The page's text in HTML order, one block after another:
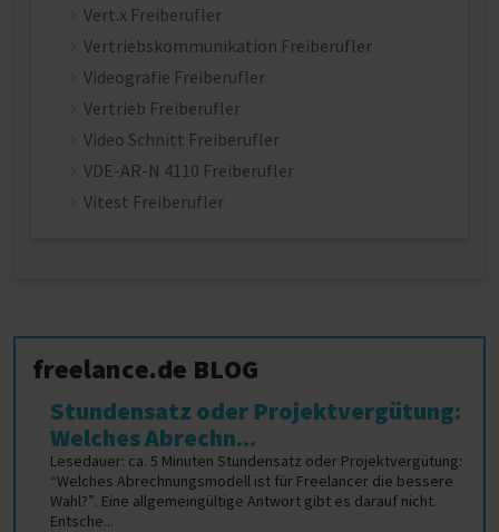
Vert.x Freiberufler
Vertriebskommunikation Freiberufler
Videografie Freiberufler
Vertrieb Freiberufler
Video Schnitt Freiberufler
VDE-AR-N 4110 Freiberufler
Vitest Freiberufler
freelance.de BLOG
Stundensatz oder Projektvergütung:
Welches Abrechn...
Lesedauer: ca. 5 Minuten Stundensatz oder Projektvergütung:
“Welches Abrechnungsmodell ist für Freelancer die bessere
Wahl?”. Eine allgemeingültige Antwort gibt es darauf nicht.
Entsche...